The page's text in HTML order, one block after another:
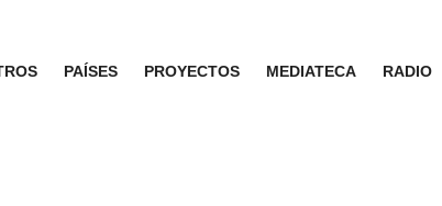
PAÍSES PROYECTOS MEDIATECA RADIO